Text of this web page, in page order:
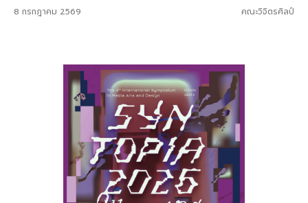
8 กรกฎาคม 2569 คณะวิจิตรศิลป์